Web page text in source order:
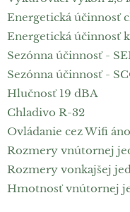
Energetická účinnosť
Energetická účinnosť
Sezónna účinnosť -
Sezónna účinnosť -
Hlučnosť 19 dBA
Chladivo R-32
Ovládanie cez Wifi áno
Rozmery vnútornej
Rozmery vonkajšej
Hmotnosť vnútornej